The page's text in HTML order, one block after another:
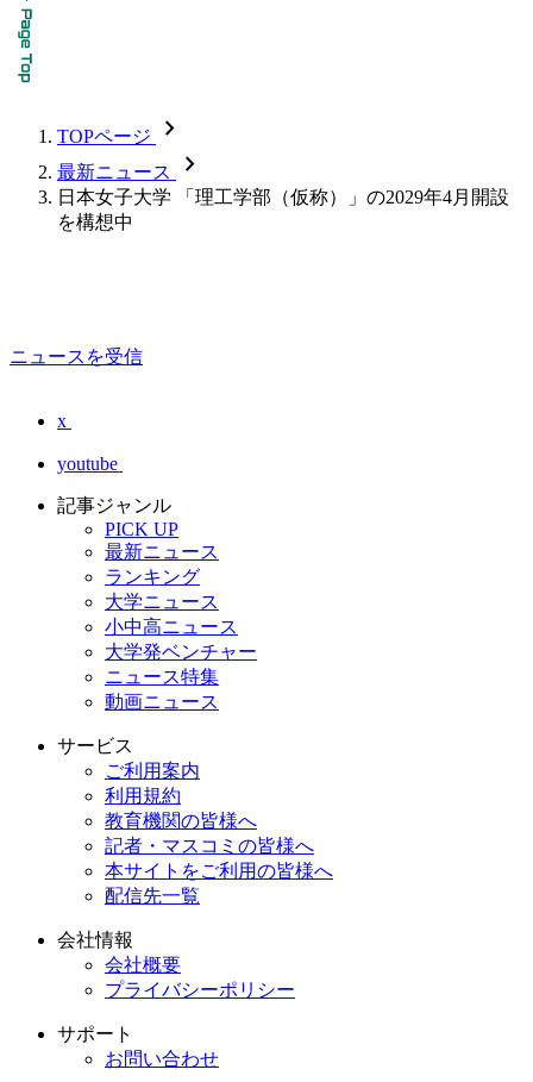
TOPページ chevron_forward
最新ニュース chevron_forward
日本女子大学 「理工学部（仮称）」の2029年4月開設
を構想中
ニュースを受信
x
youtube
記事ジャンル
PICK UP
最新ニュース
ランキング
大学ニュース
小中高ニュース
大学発ベンチャー
ニュース特集
動画ニュース
サービス
ご利用案内
利用規約
教育機関の皆様へ
記者・マスコミの皆様へ
本サイトをご利用の皆様へ
配信先一覧
会社情報
会社概要
プライバシーポリシー
サポート
お問い合わせ